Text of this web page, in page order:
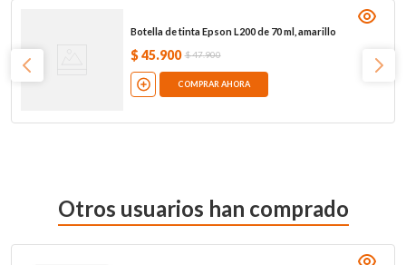
Botella de tinta Epson L200 de 70 ml, amarillo
$ 45.900 $47.900
COMPRAR AHORA
Otros usuarios han comprado